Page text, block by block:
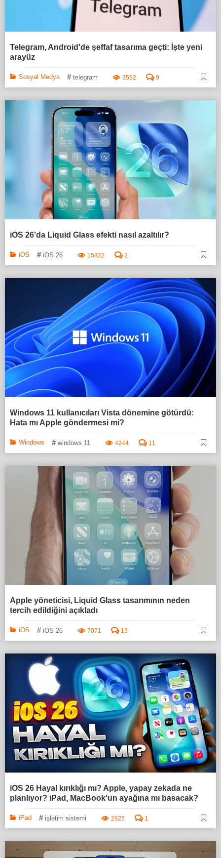
Telegram, Android'de şeffaf tasarıma geçti: İşte yeni
arayüz
Sosyal Medya # telegram 3592 9
iOS 26’da Liquid Glass efekti nasıl azaltılır?
iOS # iOS 26 15822 2
Windows 11 kullanıcıları Vista dönemine götürdü:
Hata mı Apple göndermesi mi?
Windows # windows 11 4244 11
Apple yöneticisi, Liquid Glass tasarımının neden
tercih edildiğini açıkladı
iOS # iOS 26 7071 13
iOS 26 Hayal kırıklığı mı? Apple, yapay zekada ne
planlıyor? iPad, MacBook'un ayağına mı basacak?
iPad # işletim sistemi 2925 1